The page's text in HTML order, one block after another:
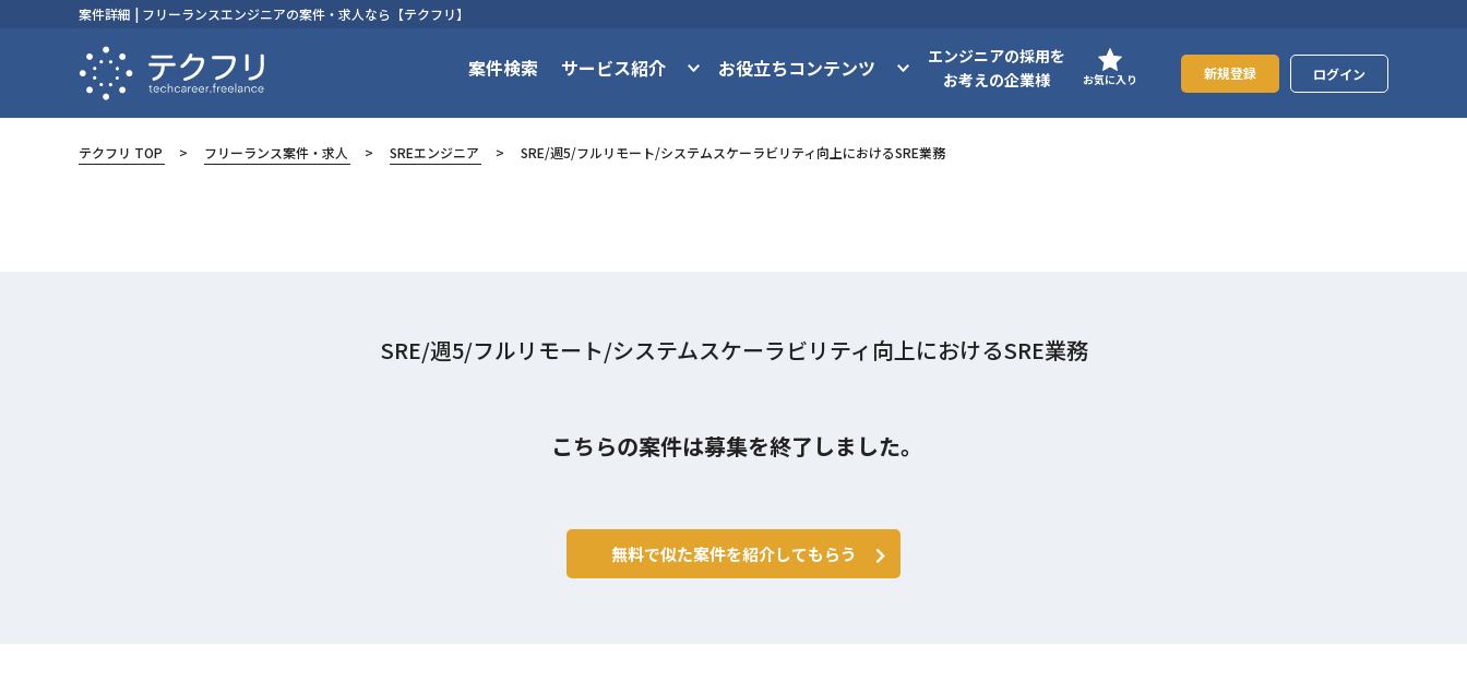
案件詳細 | フリーランスエンジニアの案件・求人なら【テクフリ】
案件検索 サービス紹介 お役立ちコンテンツ
エンジニアの採用を
お考えの企業様
お気に入り 新規登録 ログイン
テクフリ TOP フリーランス案件・求人 SREエンジニア SRE/週5/フルリモート/システムスケーラビリティ向上におけるSRE業務
SRE/週5/フルリモート/システムスケーラビリティ向上におけるSRE業務
こちらの案件は募集を終了しました。
無料で似た案件を紹介してもらう